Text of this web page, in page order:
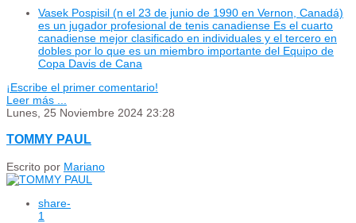
Vasek Pospisil (n el 23 de junio de 1990 en Vernon, Canadá)
es un jugador profesional de tenis canadiense Es el cuarto
canadiense mejor clasificado en individuales y el tercero en
dobles por lo que es un miembro importante del Equipo de
Copa Davis de Cana
¡Escribe el primer comentario!
Leer más ...
Lunes, 25 Noviembre 2024 23:28
TOMMY PAUL
Escrito por Mariano
share-
1